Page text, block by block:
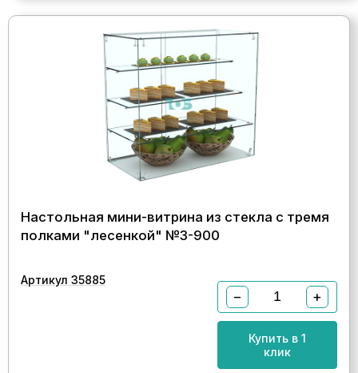
Настольная мини-витрина из стекла с тремя
полками "лесенкой" №3-900
Артикул 35885
− +
Купить в 1
клик